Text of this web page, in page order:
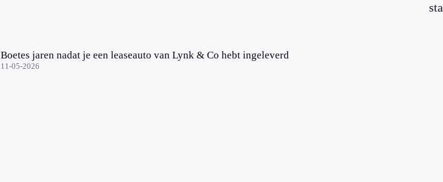
Boetes jaren nadat je een leaseauto van Lynk & Co hebt ingeleverd
11-05-2026